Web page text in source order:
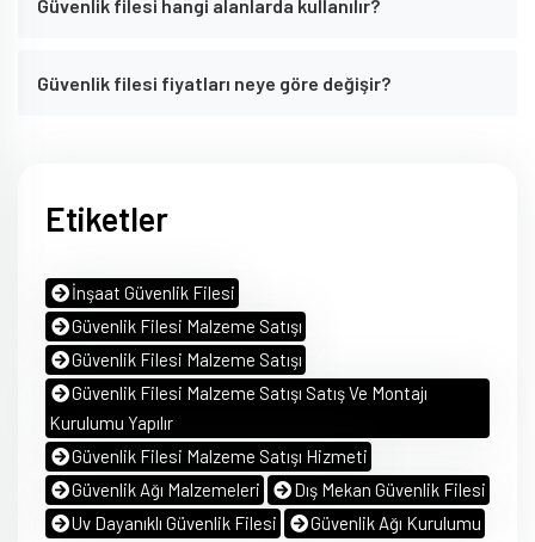
Güvenlik filesi hangi alanlarda kullanılır?
Güvenlik filesi fiyatları neye göre değişir?
Etiketler
İnşaat Güvenlik Filesi
Güvenlik Filesi Malzeme Satışı
Güvenlik Filesi Malzeme Satışı
Güvenlik Filesi Malzeme Satışı Satış Ve Montajı
Kurulumu Yapılır
Güvenlik Filesi Malzeme Satışı Hizmeti
Güvenlik Ağı Malzemeleri
Dış Mekan Güvenlik Filesi
Uv Dayanıklı Güvenlik Filesi
Güvenlik Ağı Kurulumu